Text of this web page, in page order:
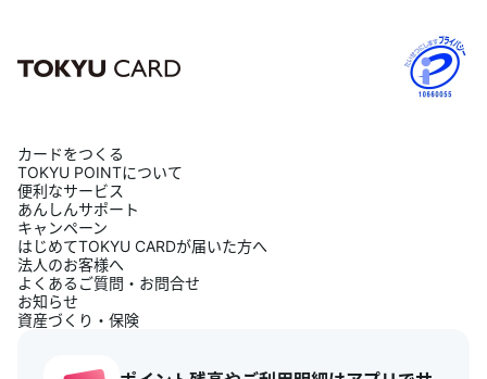
カードをつくる
TOKYU POINTについて
便利なサービス
あんしんサポート
キャンペーン
はじめてTOKYU CARDが届いた方へ
法人のお客様へ
よくあるご質問・お問合せ
お知らせ
資産づくり・保険